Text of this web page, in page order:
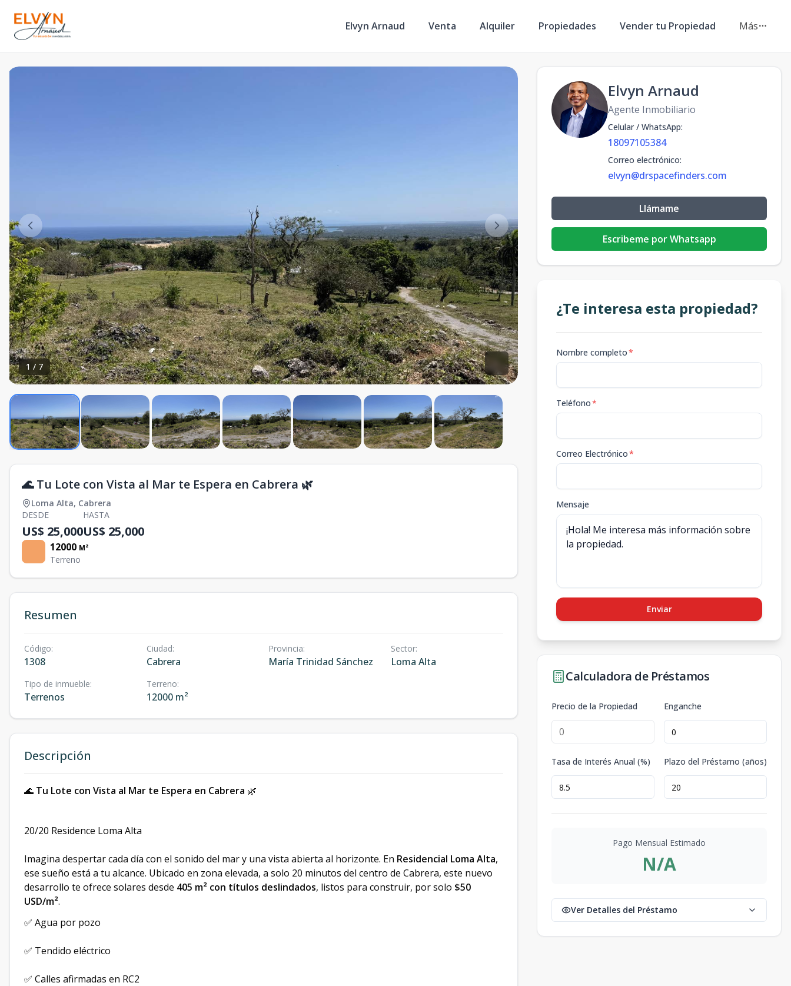
Elvyn Arnaud Venta Alquiler Propiedades Vender tu Propiedad Más
1 / 7
🌊 Tu Lote con Vista al Mar te Espera en Cabrera 🌿
Loma Alta, Cabrera
DESDE
US$ 25,000
HASTA
US$ 25,000
12000 M²
Terreno
Resumen
Código:
1308
Ciudad:
Cabrera
Provincia:
María Trinidad Sánchez
Sector:
Loma Alta
Tipo de inmueble:
Terrenos
Terreno:
12000 m²
Descripción
🌊 Tu Lote con Vista al Mar te Espera en Cabrera 🌿
20/20 Residence Loma Alta
Imagina despertar cada día con el sonido del mar y una vista abierta al horizonte. En Residencial Loma Alta,
ese sueño está a tu alcance. Ubicado en zona elevada, a solo 20 minutos del centro de Cabrera, este nuevo
desarrollo te ofrece solares desde 405 m² con títulos deslindados, listos para construir, por solo $50
USD/m².
✅ Agua por pozo
✅ Tendido eléctrico
✅ Calles afirmadas en RC2
Elvyn Arnaud
Agente Inmobiliario
Celular / WhatsApp:
18097105384
Correo electrónico:
elvyn@drspacefinders.com
Llámame
Escribeme por Whatsapp
¿Te interesa esta propiedad?
Nombre completo*
Teléfono*
Correo Electrónico*
Mensaje
Enviar
Calculadora de Préstamos
Precio de la Propiedad Enganche
Tasa de Interés Anual (%) Plazo del Préstamo (años)
Pago Mensual Estimado
N/A
Ver Detalles del Préstamo